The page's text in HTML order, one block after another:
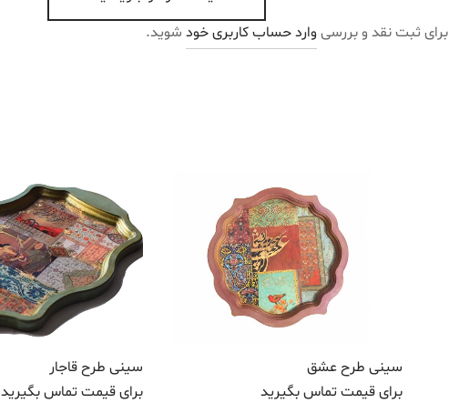
برای ثبت نقد و بررسی وارد حساب کاربری خود شوید.
سینی طرح عشق
برای قیمت تماس بگیرید
سینی طرح قاجار
برای قیمت تماس بگیرید